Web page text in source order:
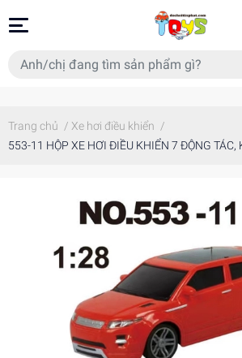
Trang chủ / Xe hơi điều khiển /
553-11 HỘP XE HƠI ĐIỀU KHIỂN 7 ĐỘNG TÁC,